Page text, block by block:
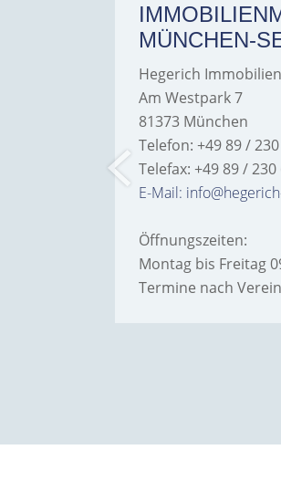
MÜNCHEN-
Hegerich
Am Westpark 7
81373 München
Telefon: +49 89 /
Telefax: +49 89 / 230
E-Mail:
Öffnungszeiten:
Montag bis Freitag
Termine nach